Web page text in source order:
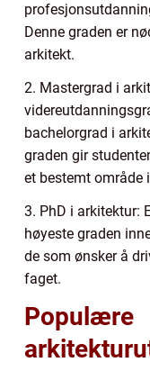
Denne graden er
arkitekt.
2. Mastergrad i
bachelorgrad i
graden gir
et bestemt område
3. PhD i arkitektur:
høyeste graden
de som ønsker å
faget.
Populære